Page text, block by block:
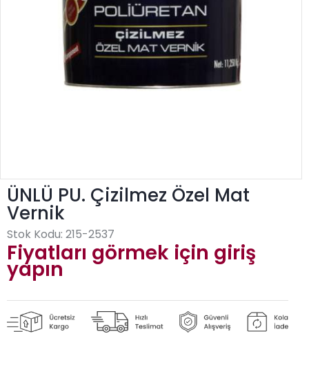
ÜNLÜ PU. Çizilmez Özel Mat
Vernik
Stok Kodu: 215-2537
Fiyatları görmek için giriş
yapın